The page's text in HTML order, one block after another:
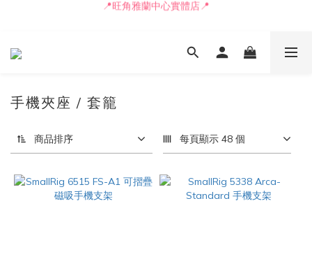
📒🖋️報價單 / 採購表格🖋️📒
🚛最快可即日安排貨車送到💨
📒🖋️報價單 / 採購表格🖋️📒
手機夾座 / 套籠
商品排序 每頁顯示 48 個